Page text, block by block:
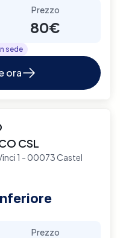
Prezzo
80€
sede
ora
CSL
1 - 00073 Castel
Prezzo